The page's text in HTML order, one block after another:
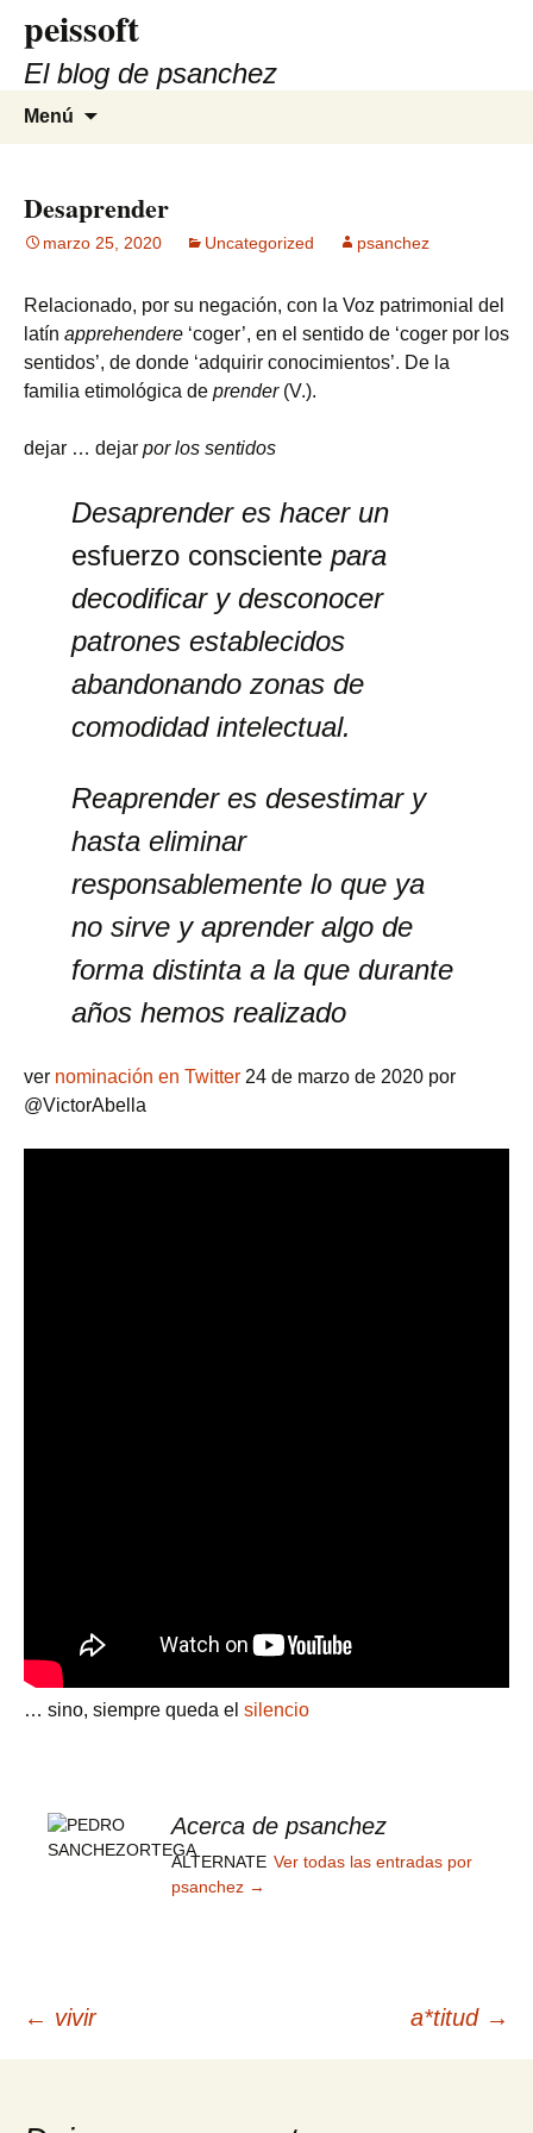
contenido
peissoft
El blog de psanchez
Menú
Desaprender
marzo 25, 2020 Uncategorized psanchez
Relacionado, por su negación, con la Voz patrimonial del
latín apprehendere ‘coger’, en el sentido de ‘coger por los
sentidos’, de donde ‘adquirir conocimientos’. De la
familia etimológica de prender(V.).
dejar … dejar por los sentidos
Desaprenderes hacer un
esfuerzo consciente para
decodificar y desconocer
patrones establecidos
abandonando zonas de
comodidad intelectual.
Reaprender es desestimar y
hasta eliminar
responsablemente lo que ya
no sirve y aprender algo de
forma distinta a la que durante
años hemos realizado
ver nominación en Twitter 24 de marzo de 2020 por
@VictorAbella
… sino, siempre queda el silencio
Acerca de psanchez
ALTERNATE Ver todas las entradas por
psanchez →
Navegación
de
← vivir a*titud →